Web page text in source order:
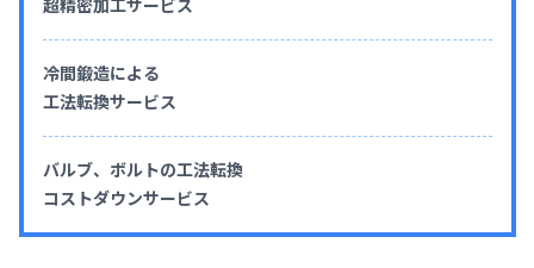
超精密加工サービス
冷間鍛造による
工法転換サービス
バルブ、ボルトの工法転換
コストダウンサービス